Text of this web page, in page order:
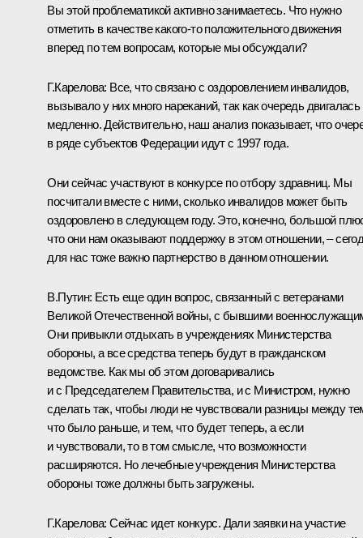
Вы этой проблематикой активно занимаетесь. Что нужно
отметить в качестве какого‑то положительного движения
вперед по тем вопросам, которые мы обсуждали?
Г.Карелова: Все, что связано с оздоровлением инвалидов,
вызывало у них много нареканий, так как очередь двигалась
медленно. Действительно, наш анализ показывает, что
в ряде субъектов Федерации идут с 1997 года.
Они сейчас участвуют в конкурсе по отбору здравниц. Мы
посчитали вместе с ними, сколько инвалидов может быть
оздоровлено в следующем году. Это, конечно, большой
что они нам оказывают поддержку в этом отношении, –
для нас тоже важно партнерство в данном отношении.
В.Путин: Есть еще один вопрос, связанный с ветеранами
Великой Отечественной войны, с бывшими
Они привыкли отдыхать в учреждениях Министерства
обороны, а все средства теперь будут в гражданском
ведомстве. Как мы об этом договаривались
и с Председателем Правительства, и с Министром, нужно
сделать так, чтобы люди не чувствовали разницы между
что было раньше, и тем, что будет теперь, а если
и чувствовали, то в том смысле, что возможности
расширяются. Но лечебные учреждения Министерства
обороны тоже должны быть загружены.
Г.Карелова: Сейчас идет конкурс. Дали заявки на участие